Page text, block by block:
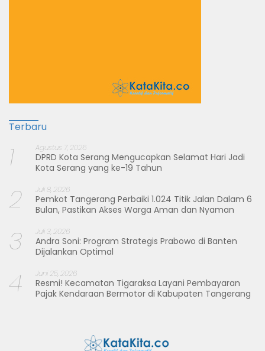
Terbaru
1 Agustus 7, 2026
DPRD Kota Serang Mengucapkan Selamat Hari Jadi
Kota Serang yang ke-19 Tahun
2 Juli 8, 2026
Pemkot Tangerang Perbaiki 1.024 Titik Jalan Dalam 6
Bulan, Pastikan Akses Warga Aman dan Nyaman
3 Juli 3, 2026
Andra Soni: Program Strategis Prabowo di Banten
Dijalankan Optimal
4 Juni 25, 2026
Resmi! Kecamatan Tigaraksa Layani Pembayaran
Pajak Kendaraan Bermotor di Kabupaten Tangerang